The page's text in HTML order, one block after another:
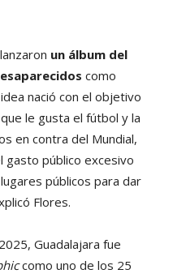
un álbum del
como
nació con el objetivo
le gusta el fútbol y la
en contra del Mundial,
gasto público excesivo
públicos para dar
Flores.
Guadalajara fue
como uno de los 25